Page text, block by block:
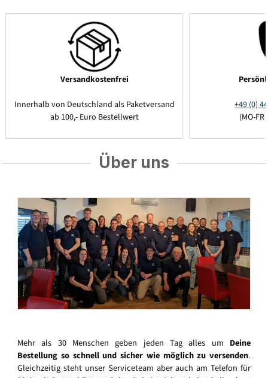
Versandkostenfrei
Innerhalb von Deutschland als Paketversand
ab 100,- Euro Bestellwert
+49 (0)
(MO-
Über uns
Mehr als 30 Menschen geben jeden Tag alles um Deine
Bestellung so schnell und sicher wie möglich zu versenden.
Gleichzeitig steht unser Serviceteam aber auch am Telefon für